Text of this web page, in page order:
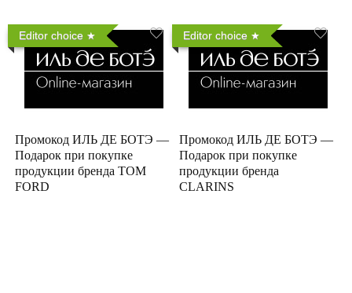
Editor choice
Промокод ИЛЬ ДЕ БОТЭ —
Подарок при покупке
продукции бренда TOM
FORD
Editor choice
Промокод ИЛЬ ДЕ БОТЭ —
Подарок при покупке
продукции бренда
CLARINS